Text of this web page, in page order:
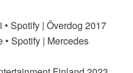
• Spotify | Överdog 2017
• Spotify | Mercedes